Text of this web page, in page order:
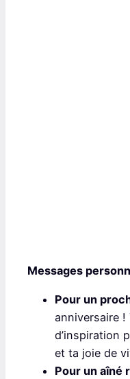
Messages
Pour un
anniversaire !
d’inspiration
et ta joie de
Pour un aîné